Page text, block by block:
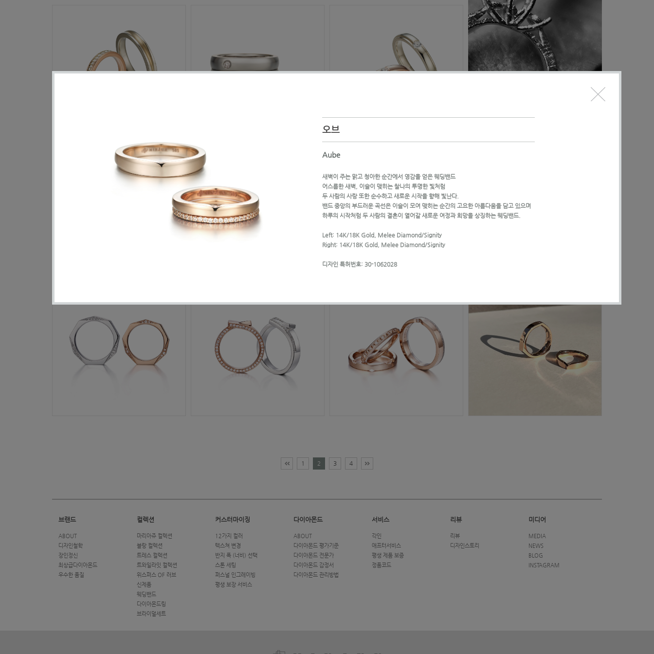
1 2 3 4
오브
Aube
새벽이 주는 맑고 청아한 순간에서 영감을 얻은 웨딩밴드
어스름한 새벽, 이슬이 맺히는 찰나의 투명한 빛처럼
두 사람의 사랑 또한 순수하고 새로운 시작을 향해 빛난다.
밴드 중앙의 부드러운 곡선은 이슬이 모여 맺히는 순간의 고요한 아름다움을 담고 있으며
하루의 시작처럼 두 사람의 결혼이 열어갈 새로운 여정과 희망을 상징하는 웨딩밴드.
Left: 14K/18K Gold, Melee Diamond/Signity
Right: 14K/18K Gold, Melee Diamond/Signity
디자인 특허번호: 30-1062028
브랜드
ABOUT
디자인철학
장인정신
최상급다이아몬드
우수한 품질
컬렉션
마리아쥬 컬렉션
블랑 컬렉션
트레스 컬렉션
트와일라잇 컬렉션
위스퍼스 OF 러브
신제품
웨딩밴드
다이아몬드링
브라이덜세트
커스터마이징
12가지 컬러
텍스쳐 변경
반지 폭 (너비) 선택
스톤 세팅
퍼스널 인그레이빙
평생 보장 서비스
다이아몬드
ABOUT
다이아몬드 평가기준
다이아몬드 전문가
다이아몬드 감정서
다이아몬드 관리방법
서비스
각인
애프터서비스
평생 제품 보증
정품코드
리뷰
리뷰
디자인스토리
미디어
MEDIA
NEWS
BLOG
INSTAGRAM